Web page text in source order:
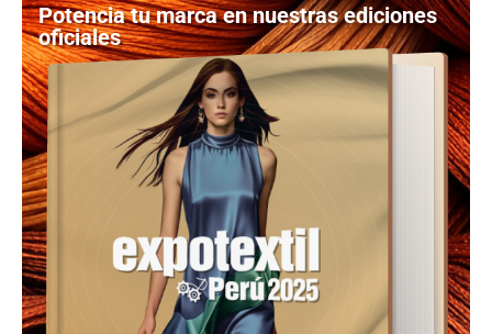
Potencia tu marca en nuestras ediciones
oficiales